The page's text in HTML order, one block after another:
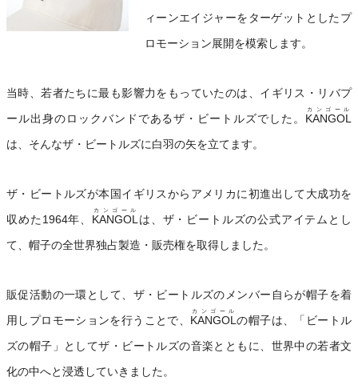
ィーンエイジャーをターゲットとしたプ
ロモーション展開を模索します。
当時、若者たちに最も影響力をもっていたのは、イギリス・リバプ
ール出身のロックバンドであるザ・ビートルズでした。 KANGOL
カンゴール
は、そんなザ・ビートルズに白羽の矢を立てます。
ザ・ビートルズが本国イギリスからアメリカに初進出して大成功を
収めた1964年、 KANGOL
カンゴール
は、ザ・ビートルズの公式アイテムとし
て、帽子の全世界独占製造・販売権を取得しました。
販促活動の一環として、ザ・ビートルズのメンバー自らが帽子を着
用しプロモーションを行うことで、 KANGOL
カンゴール
の帽子は、「ビートル
ズの帽子」としてザ・ビートルズの音楽とともに、世界中の若者文
化の中へと浸透していきました。